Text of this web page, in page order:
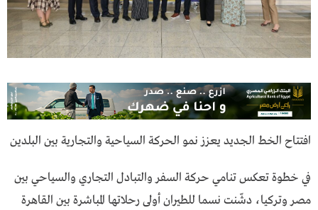
افتتاح الخط الجديد يعزز نمو الحركة السياحية والتجارية بين البلدين
في خطوة تعكس تنامي حركة السفر والتبادل التجاري والسياحي بين
مصر وتركيا، دشّنت نسما للطيران أولى رحلاتها المباشرة بين القاهرة